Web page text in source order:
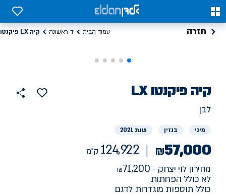
0
0
חזרה עמוד הבית יד ראשונה קיה LX פיקנטו
רכב
יד
קיה LX פיקנטו
הוסף
למועדפים
לבן
מיני בנזין שנת 2021
₪57,000
124,922 ק"מ
מחירון לוי יצחק - 71,200
לא כולל הפחתות
כולל תוספות מוגדרות לדגם